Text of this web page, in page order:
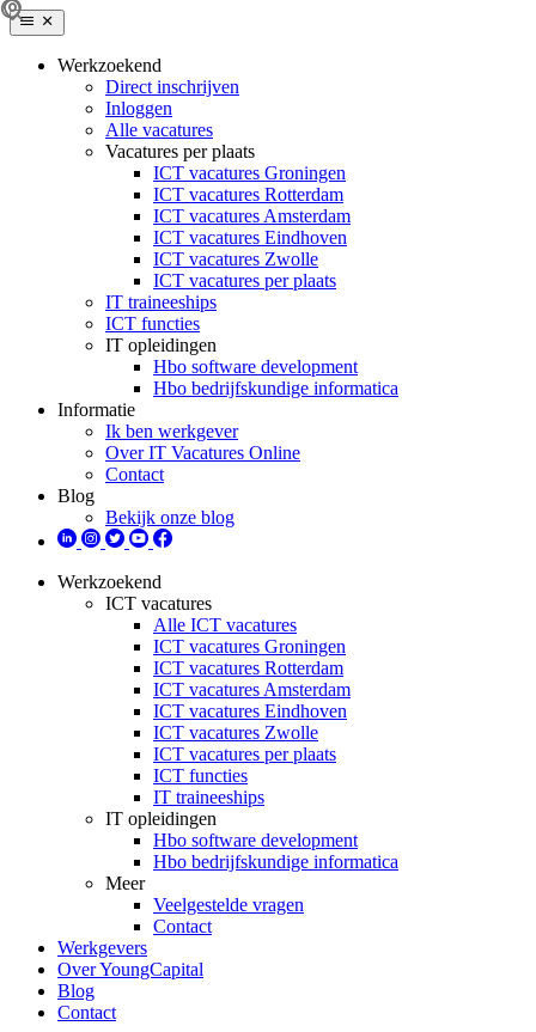
Werkzoekend
Direct inschrijven
Inloggen
Alle vacatures
Vacatures per plaats
ICT vacatures Groningen
ICT vacatures Rotterdam
ICT vacatures Amsterdam
ICT vacatures Eindhoven
ICT vacatures Zwolle
ICT vacatures per plaats
IT traineeships
ICT functies
IT opleidingen
Hbo software development
Hbo bedrijfskundige informatica
Informatie
Ik ben werkgever
Over IT Vacatures Online
Contact
Blog
Bekijk onze blog
Werkzoekend
ICT vacatures
Alle ICT vacatures
ICT vacatures Groningen
ICT vacatures Rotterdam
ICT vacatures Amsterdam
ICT vacatures Eindhoven
ICT vacatures Zwolle
ICT vacatures per plaats
ICT functies
IT traineeships
IT opleidingen
Hbo software development
Hbo bedrijfskundige informatica
Meer
Veelgestelde vragen
Contact
Werkgevers
Over YoungCapital
Blog
Contact